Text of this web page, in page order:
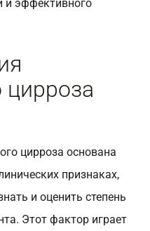
и эффективного
цирроза
цирроза основана
признаках,
и оценить степень
Этот фактор играет